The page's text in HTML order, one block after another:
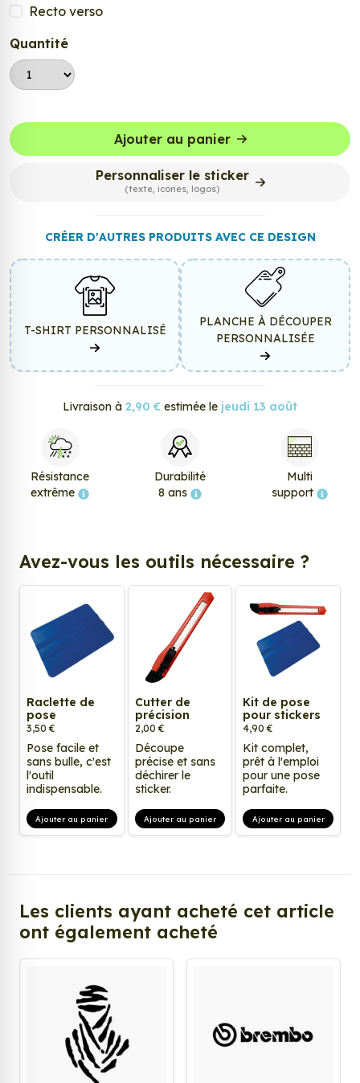
Recto verso
Quantité
Ajouter au panier
Personnaliser le sticker
(texte, icônes, logos)
CRÉER D'AUTRES PRODUITS AVEC CE DESIGN
T-SHIRT PERSONNALISÉ
PLANCHE À DÉCOUPER
PERSONNALISÉE
Livraison à 2,90 € estimée le jeudi 13 août
Résistance
extrême
Durabilité
8 ans
Multi
support
Avez-vous les outils nécessaire ?
Raclette de
pose
3,50 €
Pose facile et
sans bulle, c'est
l'outil
indispensable.
Ajouter au panier
Cutter de
précision
2,00 €
Découpe
précise et sans
déchirer le
sticker.
Ajouter au panier
Kit de pose
pour stickers
4,90 €
Kit complet,
prêt à l'emploi
pour une pose
parfaite.
Ajouter au panier
Les clients ayant acheté cet article
ont également acheté